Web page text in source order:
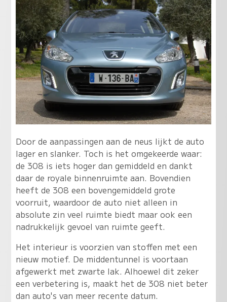
Door de aanpassingen aan de neus lijkt de auto
lager en slanker. Toch is het omgekeerde waar:
de 308 is iets hoger dan gemiddeld en dankt
daar de royale binnenruimte aan. Bovendien
heeft de 308 een bovengemiddeld grote
voorruit, waardoor de auto niet alleen in
absolute zin veel ruimte biedt maar ook een
nadrukkelijk gevoel van ruimte geeft.
Het interieur is voorzien van stoffen met een
nieuw motief. De middentunnel is voortaan
afgewerkt met zwarte lak. Alhoewel dit zeker
een verbetering is, maakt het de 308 niet beter
dan auto's van meer recente datum.